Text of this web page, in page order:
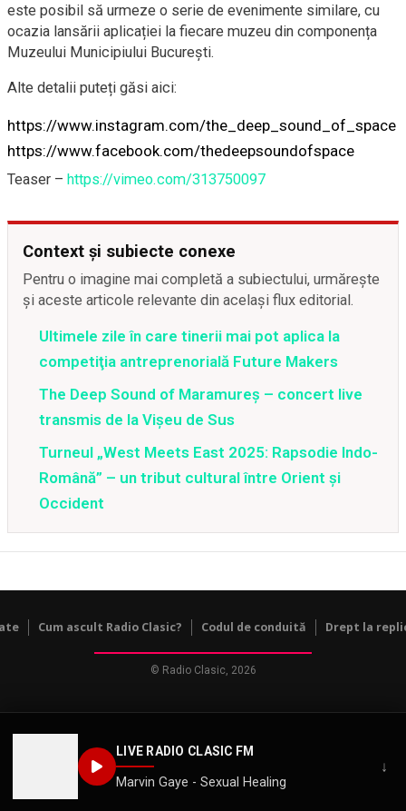
LIVE RADIO CLASIC FM
Marvin Gaye - Sexual Healing
↓
este posibil să urmeze o serie de evenimente similare, cu
ocazia lansării aplicației la fiecare muzeu din componența
Muzeului Municipiului București.
Alte detalii puteți găsi aici:
https://www.instagram.com/the_deep_sound_of_space
https://www.facebook.com/thedeepsoundofspace
Teaser – https://vimeo.com/313750097
Context și subiecte conexe
Pentru o imagine mai completă a subiectului, urmărește
și aceste articole relevante din același flux editorial.
Ultimele zile în care tinerii mai pot aplica la
competiţia antreprenorială Future Makers
The Deep Sound of Maramureș – concert live
transmis de la Vișeu de Sus
Turneul „West Meets East 2025: Rapsodie Indo-
Română” – un tribut cultural între Orient și
Occident
Cum ascult Radio Clasic? Codul de conduită Drept la
© Radio Clasic, 2026